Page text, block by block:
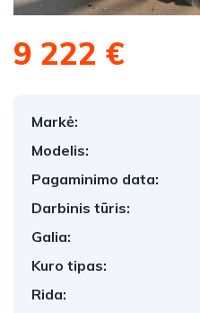
9 222 €
Markė:
Modelis:
Pagaminimo data:
Darbinis tūris:
Galia:
Kuro tipas:
Rida: